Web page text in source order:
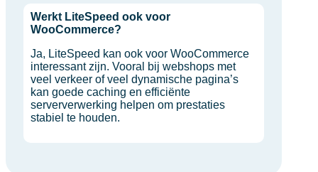
Werkt LiteSpeed ook voor
WooCommerce?
Ja, LiteSpeed kan ook voor WooCommerce
interessant zijn. Vooral bij webshops met
veel verkeer of veel dynamische pagina’s
kan goede caching en efficiënte
serververwerking helpen om prestaties
stabiel te houden.